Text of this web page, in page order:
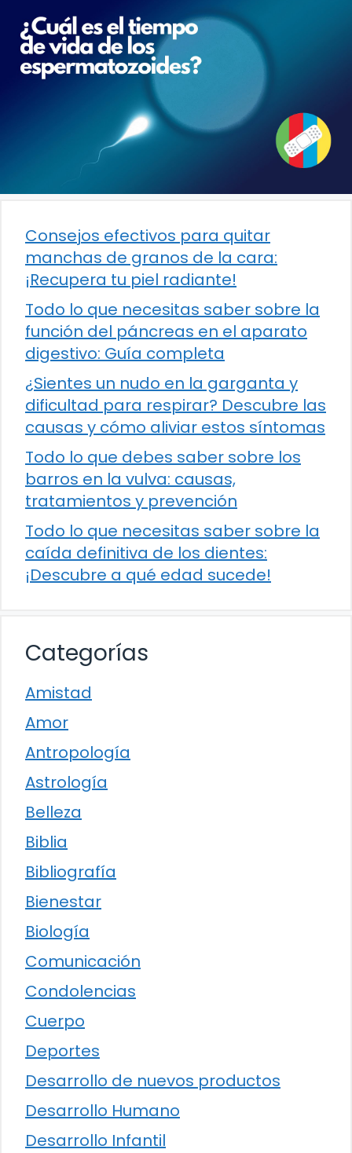
Consejos efectivos para quitar
manchas de granos de la cara:
¡Recupera tu piel radiante!
Todo lo que necesitas saber sobre la
función del páncreas en el aparato
digestivo: Guía completa
¿Sientes un nudo en la garganta y
dificultad para respirar? Descubre las
causas y cómo aliviar estos síntomas
Todo lo que debes saber sobre los
barros en la vulva: causas,
tratamientos y prevención
Todo lo que necesitas saber sobre la
caída definitiva de los dientes:
¡Descubre a qué edad sucede!
Categorías
Amistad
Amor
Antropología
Astrología
Belleza
Biblia
Bibliografía
Bienestar
Biología
Comunicación
Condolencias
Cuerpo
Deportes
Desarrollo de nuevos productos
Desarrollo Humano
Desarrollo Infantil